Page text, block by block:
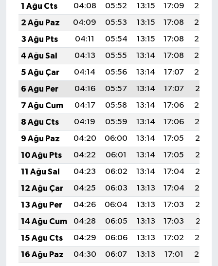
1 Ağu Cts
04:08 05:52 13:15 17:09
20:27
2 Ağu Paz
04:09 05:53 13:15 17:08
20:26
3 Ağu Pts
04:11 05:54 13:15 17:08
20:25
4 Ağu Sal
04:13 05:55 13:14 17:08
20:24
5 Ağu Çar
04:14 05:56 13:14 17:07
20:23
6 Ağu Per
04:16 05:57 13:14 17:07
20:21
7 Ağu Cum
04:17 05:58 13:14 17:06
20:20
8 Ağu Cts
04:19 05:59 13:14 17:06
20:19
9 Ağu Paz
04:20 06:00 13:14 17:05
20:18
10 Ağu Pts
04:22 06:01 13:14 17:05
20:16
11 Ağu Sal
04:23 06:02 13:14 17:04
20:15
12 Ağu Çar
04:25 06:03 13:13 17:04
20:14
13 Ağu Per
04:26 06:04 13:13 17:03
20:13
14 Ağu Cum
04:28 06:05 13:13 17:03
20:11
15 Ağu Cts
04:29 06:06 13:13 17:02
20:10
16 Ağu Paz
04:30 06:07 13:13 17:01
20:08